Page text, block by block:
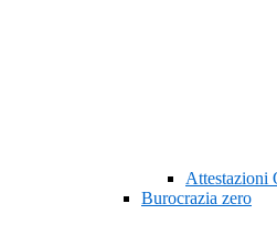
Attestazioni
Burocrazia zero